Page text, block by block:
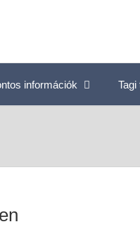
információk Tagi